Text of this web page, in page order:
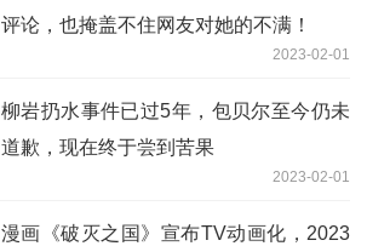
评论，也掩盖不住网友对她的不满！
2023-02-01
柳岩扔水事件已过5年，包贝尔至今仍未
道歉，现在终于尝到苦果
2023-02-01
漫画《破灭之国》宣布TV动画化，2023